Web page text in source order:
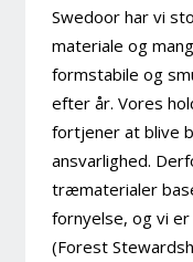
Swedoor har vi
materiale og
formstabile og
efter år. Vores
fortjener at blive
ansvarlighed.
træmaterialer
fornyelse, og vi
(Forest